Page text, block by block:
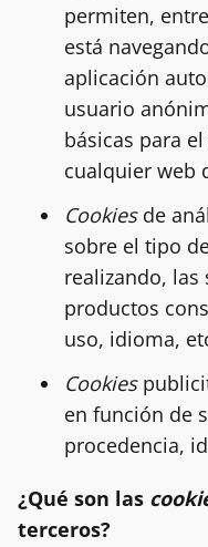
permiten,
está
aplicación
usuario
básicas para
cualquier web
Cookiesde
sobre el tipo
realizando, las
productos
uso, idioma,
Cookies
en función de
procedencia,
¿Qué son las
terceros?